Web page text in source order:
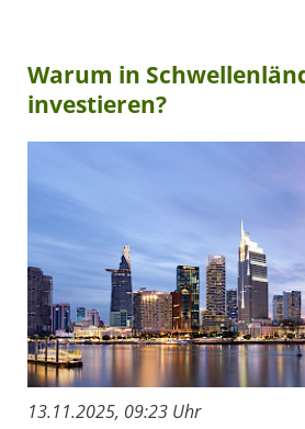
Warum in
investieren?
13.11.2025, 09:23 Uhr